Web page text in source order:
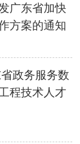
广东省加快
方案的通知
政务服务数
程技术人才